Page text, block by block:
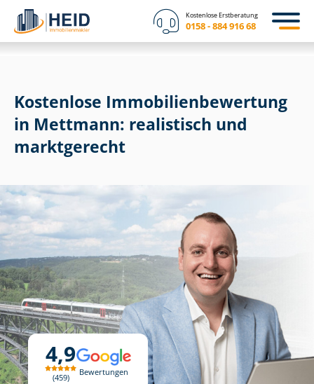
Kostenlose Erstberatung
0158 - 884 916 68
4,9
459
Bewertungen
Kostenlose Im­mo­bi­li­en­be­wer­tung
in Mettmann: realistisch und
marktgerecht